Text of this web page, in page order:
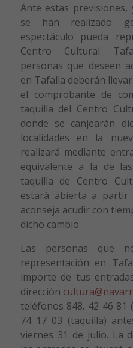
Ante estas previsiones,
se han realizado
espectáculo pueda
Centro Cultural
personas que deseen
en Tafalla deberán
el comprobante de
taquilla del Centro
donde se canjearán
localidades en la
realizará mediante
equivalente a la de
taquilla de Centro
estará abierta a partir
aconseja acudir con
dicho cambio.
Las personas que
representación en
importe de tus
dirección
teléfonos 848. 42 46 81
74 17 03 (taquilla)
viernes 31 de julio. La